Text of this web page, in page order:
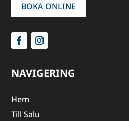
BOKA ONLINE
NAVIGERING
Hem
Till Salu